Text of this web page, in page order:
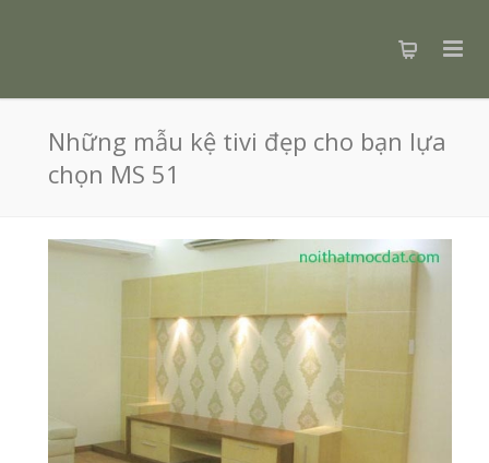
Những mẫu kệ tivi đẹp cho bạn lựa
chọn MS 51